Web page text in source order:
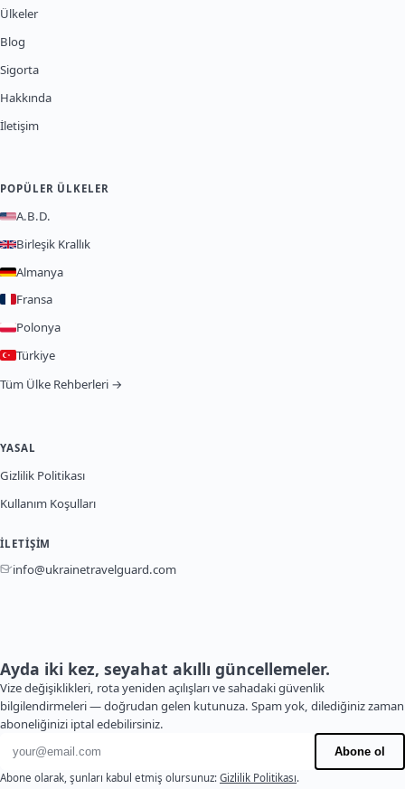
Ülkeler
Blog
Sigorta
Hakkında
İletişim
POPÜLER ÜLKELER
A.B.D.
Birleşik Krallık
Almanya
Fransa
Polonya
Türkiye
Tüm Ülke Rehberleri →
YASAL
Gizlilik Politikası
Kullanım Koşulları
İLETIŞIM
info@ukrainetravelguard.com
Ayda iki kez, seyahat akıllı güncellemeler.
Vize değişiklikleri, rota yeniden açılışları ve sahadaki güvenlik
bilgilendirmeleri — doğrudan gelen kutunuza. Spam yok, dilediğiniz zaman
aboneliğinizi iptal edebilirsiniz.
E-posta adresi
Abone ol
Abone olarak, şunları kabul etmiş olursunuz: Gizlilik Politikası.